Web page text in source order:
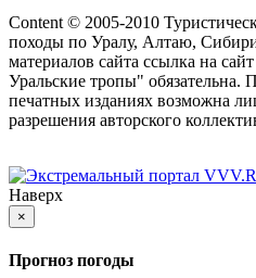
Content © 2005-2010
походы по Уралу, Алтаю,
материалов сайта ссылка на
Уральские тропы" обязательна.
печатных изданиях возможна
разрешения авторского
Наверх
×
Прогноз погоды